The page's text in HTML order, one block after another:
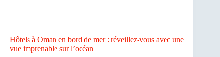
Hôtels à Oman en bord de mer : réveillez-vous avec une
vue imprenable sur l’océan